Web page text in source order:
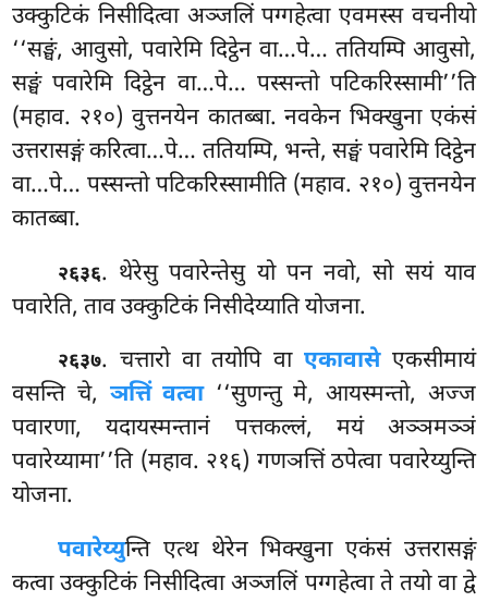
उक्कुटिकं निसीदित्वा अञ्जलिं पग्गहेत्वा एवमस्स वचनीयो
‘‘सङ्घं, आवुसो, पवारेमि दिट्ठेन वा…पे… ततियम्पि आवुसो,
सङ्घं पवारेमि दिट्ठेन वा…पे… पस्सन्तो पटिकरिस्सामी’’ति
(महाव. २१०) वुत्तनयेन कातब्बा. नवकेन भिक्खुना एकंसं
उत्तरासङ्गं करित्वा…पे… ततियम्पि, भन्ते, सङ्घं पवारेमि दिट्ठेन
वा…पे… पस्सन्तो पटिकरिस्सामीति (महाव. २१०) वुत्तनयेन
कातब्बा.
२६३६. थेरेसु पवारेन्तेसु यो पन नवो, सो सयं याव
पवारेति, ताव उक्कुटिकं निसीदेय्याति योजना.
२६३७. चत्तारो वा तयोपि वाएकावासेएकसीमायं
वसन्ति चे, ञत्तिं वत्वा‘‘सुणन्तु मे, आयस्मन्तो, अज्ज
पवारणा, यदायस्मन्तानं पत्तकल्लं, मयं अञ्ञमञ्ञं
पवारेय्यामा’’ति (महाव. २१६) गणञत्तिं ठपेत्वा पवारेय्युन्ति
योजना.
पवारेय्युन्ति एत्थ थेरेन भिक्खुना एकंसं उत्तरासङ्गं
कत्वा उक्कुटिकं निसीदित्वा अञ्जलिं पग्गहेत्वा ते तयो वा द्वे